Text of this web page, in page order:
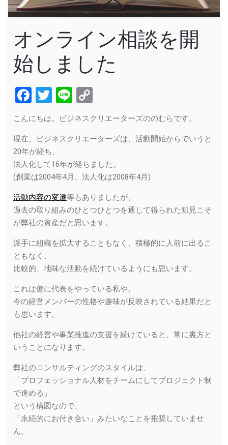
オンライン相談を開
始しました
Facebook
Twitter
Line
Link
こんにちは。ビジネスクリエーターズののむらです。
現在、ビジネスクリエーターズは、活動開始からでいうと
20年が経ち、
法人化して16年が経ちました。
(創業は2004年4月、法人化は2008年4月)
活動内容の変遷等もありましたが、
過去の取り組みのひとつひとつを通して得られた知見こそ
が弊社の資産だと思います。
派手に組織を拡大することもなく、積極的に人前に出るこ
ともなく、
比較的、地味な活動を続けているようにも思います。
これは偏に代表をやっている私や、
今の経営メンバーの性格や趣味が反映されている結果だと
も思います。
他社の経営や事業推進の支援を続けていると、常に裏方と
いうことになります。
弊社のコンサルティングのスタイルは、
「プロフェッショナル人材をチームにしてプロジェクト制
で進める」
という構図なので、
「永続的にお付き合い」みたいなことを推奨していませ
ん。